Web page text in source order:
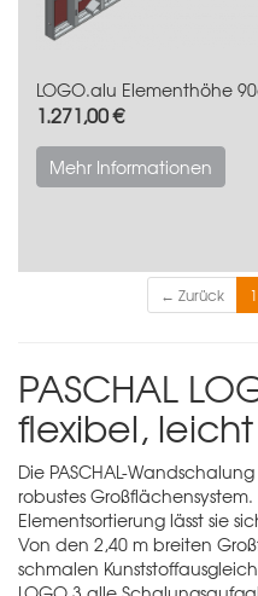
LOGO.alu Elementhöhe
1.271,00 €
Mehr Informationen
← Zurück 1
PASCHAL
flexibel,
Die PASCHAL-
robustes
Elementsortierung lässt sie
Von den 2,40 m breiten
schmalen